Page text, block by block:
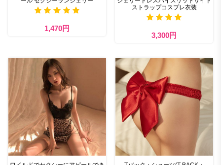
1,470円
ストラップコスプレ衣装
3,300円